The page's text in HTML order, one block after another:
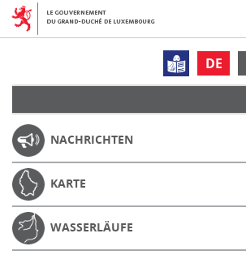
DE
NACHRICHTEN
KARTE
WASSERLÄUFE